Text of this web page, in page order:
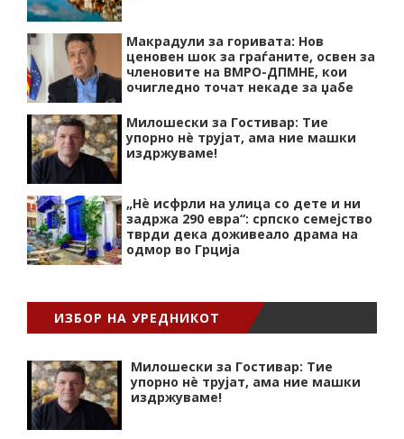
Макрадули за горивата: Нов
ценовен шок за граѓаните, освен за
членовите на ВМРО-ДПМНЕ, кои
очигледно точат некаде за џабе
Милошески за Гостивар: Тие
упорно нѐ трујат, ама ние машки
издржуваме!
„Нѐ исфрли на улица со дете и ни
задржа 290 евра“: српско семејство
тврди дека доживеало драма на
одмор во Грција
ИЗБОР НА УРЕДНИКОТ
Милошески за Гостивар: Тие
упорно нѐ трујат, ама ние машки
издржуваме!